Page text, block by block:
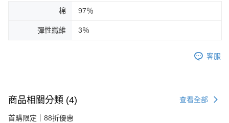
棉 97％
彈性纖維 3％
客服
商品相關分類 (4) 查看全部
首購限定｜88折優惠